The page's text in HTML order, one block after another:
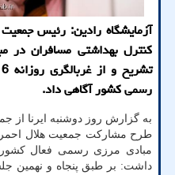
آزمایشگاه رادین: رئیس
کنترل بهداشتی مسافران در
رسمی کشور آگاهی داد.
به گزارش روز دوشنبه ایرنا از
طرح مشارکت جمعیت هلال احمر
مبادی مرزی رسمی فعال کشور
داشت: بر طبق پنجاه و نهمین